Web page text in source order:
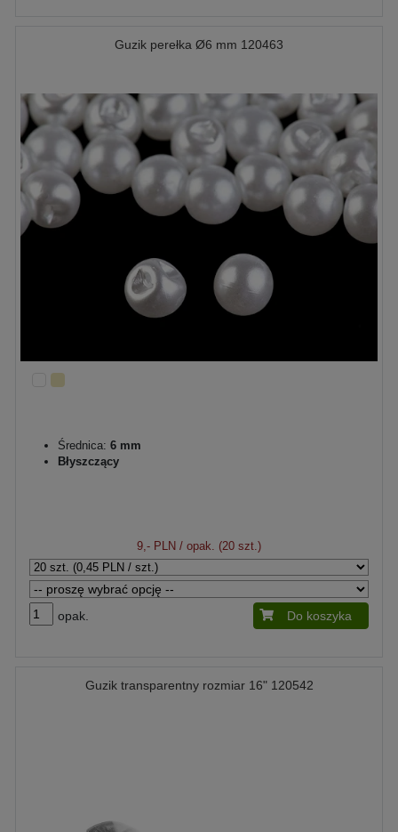
Guzik perełka Ø6 mm 120463
Średnica: 6 mm
Błyszczący
9,- PLN / opak. (20 szt.)
opak. Do koszyka
Guzik transparentny rozmiar 16" 120542